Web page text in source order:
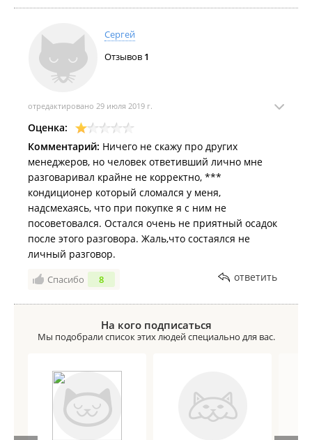
Сергей
Отзывов 1
отредактировано 29 июля 2019 г.
Оценка:
Комментарий: Ничего не скажу про других
менеджеров, но человек ответивший лично мне
разговаривал крайне не корректно, ***
кондиционер который сломался у меня,
надсмехаясь, что при покупке я с ним не
посоветовался. Остался очень не приятный осадок
после этого разговора. Жаль,что состаялся не
личный разговор.
Спасибо 8 ответить
На кого подписаться
Мы подобрали список этих людей специально для вас.